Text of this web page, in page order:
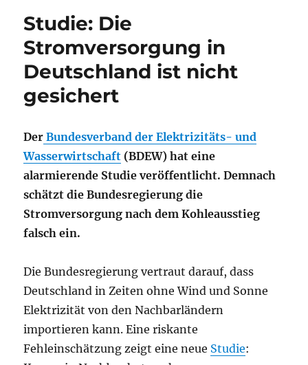
Studie: Die
Stromversorgung in
Deutschland ist nicht
gesichert
Der Bundesverband der Elektrizitäts- und
Wasserwirtschaft (BDEW) hat eine
alarmierende Studie veröffentlicht. Demnach
schätzt die Bundesregierung die
Stromversorgung nach dem Kohleausstieg
falsch ein.
Die Bundesregierung vertraut darauf, dass
Deutschland in Zeiten ohne Wind und Sonne
Elektrizität von den Nachbarländern
importieren kann. Eine riskante
Fehleinschätzung zeigt eine neue Studie: